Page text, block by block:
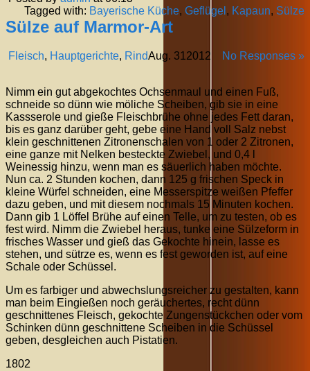
Tagged with: Bayerische Küche, Geflügel , Kapaun, Sülze
Sülze auf Marmor-Art
Fleisch, Hauptgerichte, Rind No Responses »
Aug. 312012
Nimm ein gut abgekochtes Ochsenmaul und einen Fuß,
schneide so dünn wie möliche Scheiben, gib sie in eine
Kassserole und gieße Fleischbrühe ohne jedes Fett daran,
bis es ganz darüber geht, gebe eine Hand voll Salz nebst
klein geschnittenen Zitronenschalen von 1 oder 2 Zitronen,
eine ganze mit Nelken besteckte Zwiebel, und 0,4 l
Weinessig hinzu, wenn man es säuerlich haben möchte.
Nun ca. 2 Stunden kochen, dann 125 g frischen Speck in
kleine Würfel schneiden, eine Messerspitze weißen Pfeffer
dazu geben, und mit diesem nochmals 15 Minuten kochen.
Dann gib 1 Löffel Brühe auf einen Telle, um zu testen, ob es
fest wird. Nimm die Zwiebel heraus, tunke eine Sülzeform in
frisches Wasser und gieß das Gekochte hinein, lasse es
stehen, und sütrze es, wenn es fest geworden ist, auf eine
Schale oder Schüssel.
Um es farbiger und abwechslungsreicher zu gestalten, kann
man beim Eingießen noch geräuchertes, recht dünn
geschnittenes Fleisch, gekochte Zungenstückchen oder vom
Schinken dünn geschnittene Scheiben in die Schüssel
geben, desgleichen auch Pistatien.
1802